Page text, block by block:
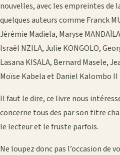
nouvelles, avec les empreintes de
quelques auteurs comme Franck
Jérémie Madiela, Maryse
Israël NZILA, Julie KONGOLO,
Lasana KISALA, Bernard Masele,
Moïse Kabela et Daniel Kalombo II
Il faut le dire, ce livre nous
concerne tous des par son titre
le lecteur et le fruste parfois.
Ne loupez donc pas l’occasion de